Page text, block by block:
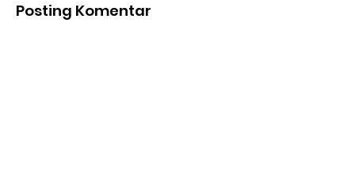
Posting Komentar